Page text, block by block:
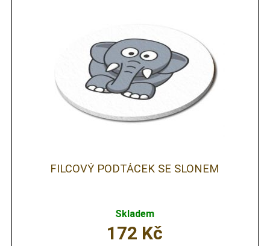
FILCOVÝ PODTÁCEK SE SLONEM
Skladem
172 Kč